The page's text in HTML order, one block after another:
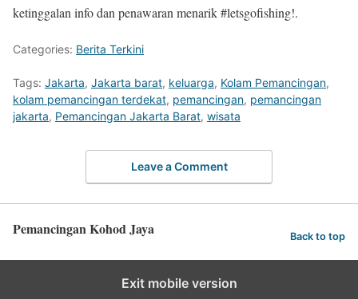
ketinggalan info dan penawaran menarik #letsgofishing!.
Categories: Berita Terkini
Tags: Jakarta, Jakarta barat, keluarga, Kolam Pemancingan,
kolam pemancingan terdekat, pemancingan, pemancingan
jakarta, Pemancingan Jakarta Barat, wisata
Leave a Comment
Pemancingan Kohod Jaya Back to top
Exit mobile version